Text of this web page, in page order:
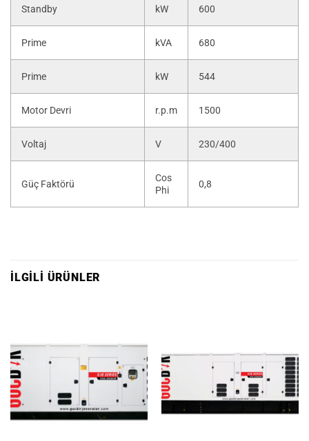
Standby kW 600
Prime kVA 680
Prime kW 544
Motor Devri r.p.m 1500
Voltaj V 230/400
Güç Faktörü
Cos
Phi
0,8
İLGILI ÜRÜNLER